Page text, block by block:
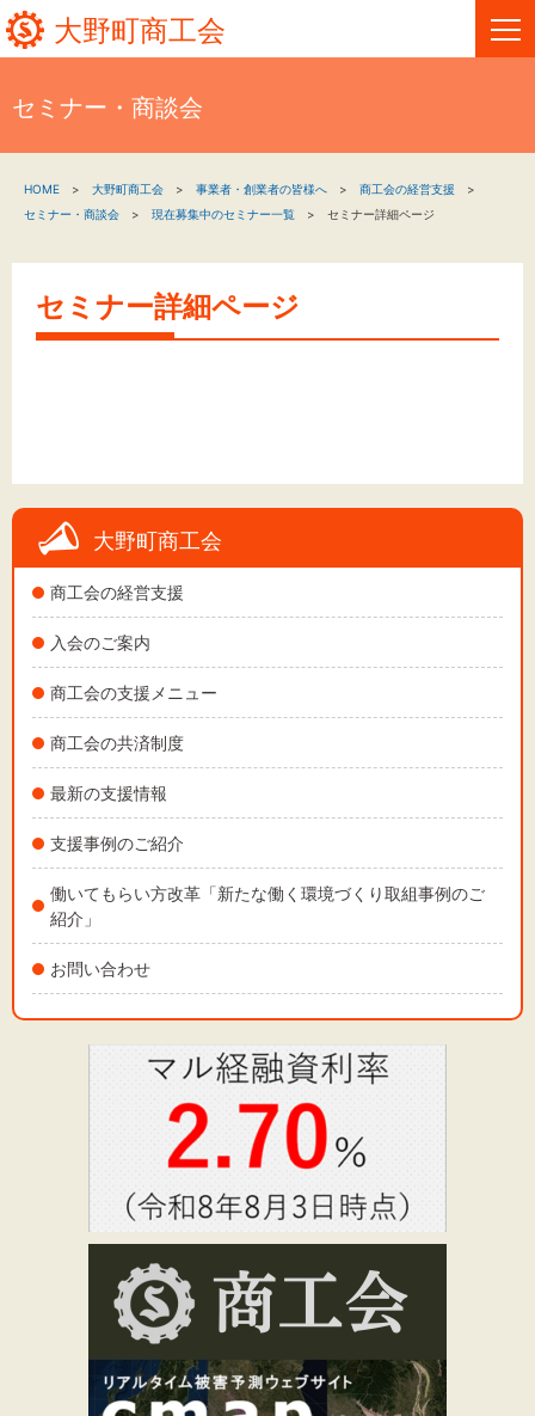
大野町商工会
新着情報
関係機関の方へ
お問い合わせ
セミナー・商談会
大野町商工会
商工会の経営支援
入会のご案内
商工会の支援メニュー
商工会の共済制度
最新の支援情報
支援事例のご紹介
働いてもらい方改革「新たな働く環境づくり取組事例のご
紹介」
お問い合わせ
HOME 大野町商工会 事業者・創業者の皆様へ
商工会の経営支援
セミナー・商談会
現在募集中のセミナー一覧 セミナー詳細ページ
セミナー詳細ページ